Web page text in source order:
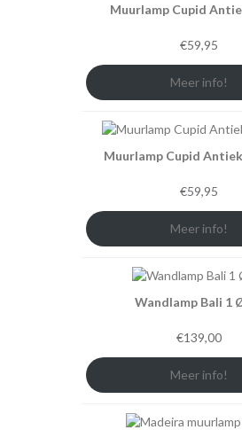
Muurlamp Cupid
€59,95
Meer info!
Muurlamp Cupid
€59,95
Meer info!
Wandlamp Bali 1
€139,00
Meer info!